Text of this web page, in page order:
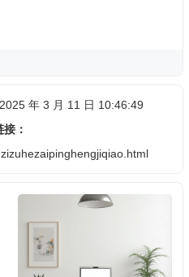
年 3 月 11 日 10:46:49
：